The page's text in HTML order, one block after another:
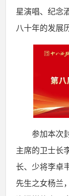
星演唱、纪念
八十年的发展
参加本次
主席的卫士长
长、少将李卓
先生之女杨兰